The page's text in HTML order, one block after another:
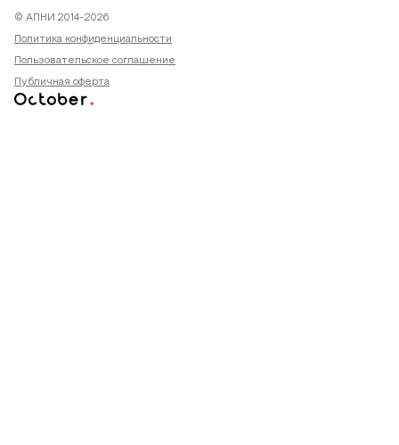
© АПНИ 2014-2026
Политика конфиденциальности
Пользовательское соглашение
Публичная оферта